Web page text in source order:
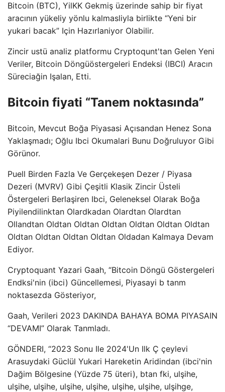
Bitcoin (BTC), YilKK Gekmiş üzerinde sahip bir fiyat
aracının yükeliy yönlu kalmasliyla birlikte “Yeni bir
yukari bacak” Için Hazırlaniyor Olabilir.
Zincir ustü analiz platformu Cryptoqunt'tan Gelen Yeni
Veriler, Bitcoin Döngüöstergeleri Endeksi (IBCI) Aracın
Süreciağin Işalan, Etti.
Bitcoin fiyati “Tanem noktasında”
Bitcoin, Mevcut Boğa Piyasasi Açısandan Henez Sona
Yaklaşmadı; Oğlu Ibci Okumalari Bunu Doğruluyor Gibi
Görünor.
Puell Birden Fazla Ve Gerçekeşen Dezer / Piyasa
Dezeri (MVRV) Gibi Çeşitli Klasik Zincir Üsteli
Östergeleri Berlaşiren Ibci, Geleneksel Olarak Boğa
Piyilendilinktan Olardkadan Olardtan Olardtan
Ollandtan Oldtan Oldtan Oldtan Oldtan Oldtan Oldtan
Oldtan Oldtan Oldtan Oldtan Oldadan Kalmaya Devam
Ediyor.
Cryptoquant Yazari Gaah, “Bitcoin Döngü Göstergeleri
Endksi'nin (ibci) Güncellemesi, Piyasayi b tanm
noktasezda Gösteriyor,
Gaah, Verileri 2023 DAKINDA BAHAYA BOMA PIYASAIN
“DEVAMI” Olarak Tanmladı.
GÖNDERI, “2023 Sonu Ile 2024'Un Ilk Ç çeylevi
Arasuydaki Güclül Yukari Hareketin Aridindan (ibci'nin
Dağim Bölgesine (Yüzde 75 üteri), btan fki, ulşihe,
ulşihe, ulşihe, ulşihe, ulşihe, ulşihe, ulşihe, ulşihge,